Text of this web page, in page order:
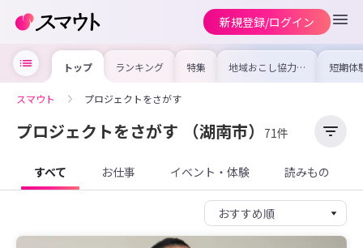
新規登録/ログイン
トップ ランキング 特集 地域おこし協力隊
の求人やイベント
を集めました！仕
けよう
短期体
り〜数
域を知
スマウト プロジェクトをさがす
プロジェクトをさがす （湖南市） 71件
すべて お仕事 イベント・体験 読みもの